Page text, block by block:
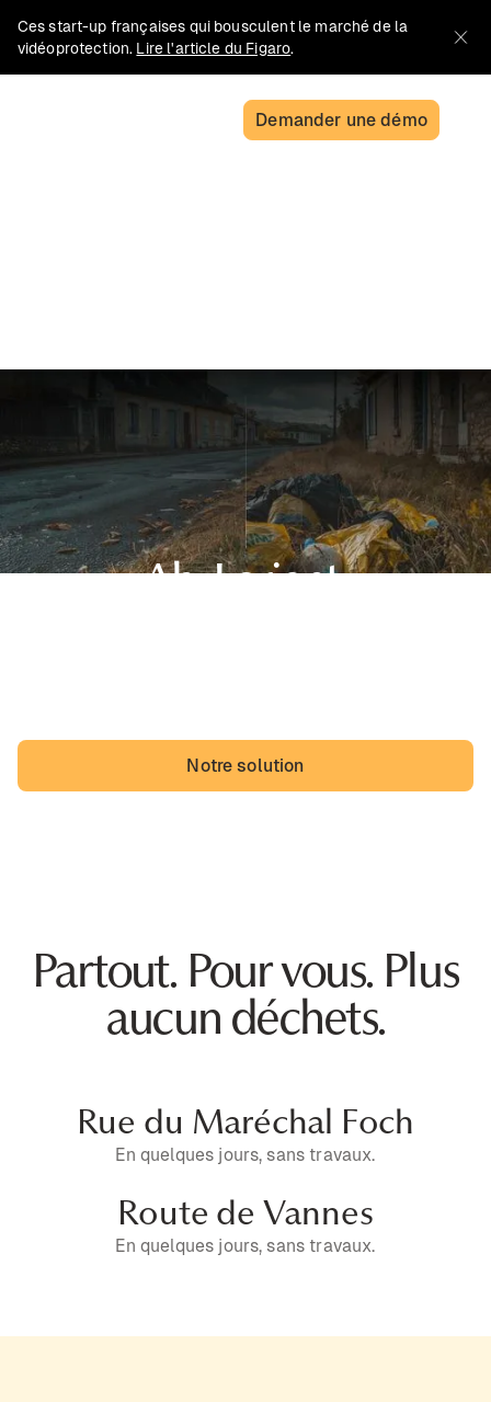
Ces start-up françaises qui bousculent le marché de la
vidéoprotection. Lire l'article du Figaro.
Demander une démo
Ah, Lorient,
Notre solution
Partout. Pour vous. Plus
aucun déchets.
Rue du Maréchal Foch
En quelques jours, sans travaux.
Route de Vannes
En quelques jours, sans travaux.